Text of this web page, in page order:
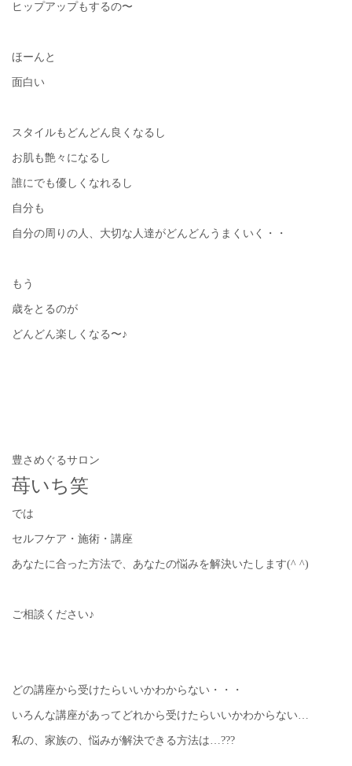
ヒップアップもするの〜
ほーんと
面白い
スタイルもどんどん良くなるし
お肌も艶々になるし
誰にでも優しくなれるし
自分も
自分の周りの人、大切な人達がどんどんうまくいく・・
もう
歳をとるのが
どんどん楽しくなる〜♪
豊さめぐるサロン
苺いち笑
では
セルフケア・施術・講座
あなたに合った方法で、あなたの悩みを解決いたします(^ ^)
ご相談ください♪
どの講座から受けたらいいかわからない・・・
いろんな講座があってどれから受けたらいいかわからない…
私の、家族の、悩みが解決できる方法は…???